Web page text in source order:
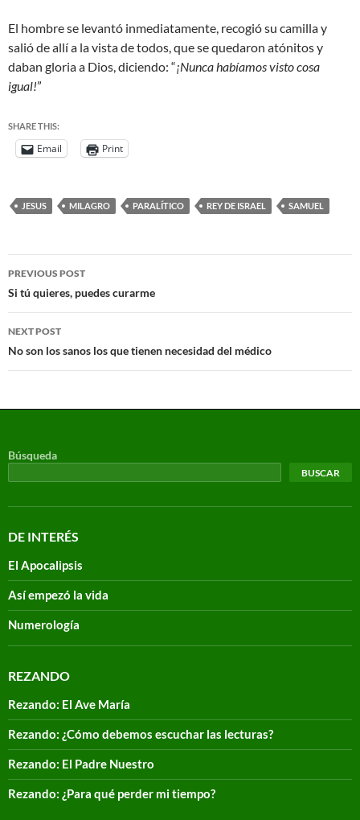
El hombre se levantó inmediatamente, recogió su camilla y
salió de allí a la vista de todos, que se quedaron atónitos y
daban gloria a Dios, diciendo: “¡Nunca habíamos visto cosa
igual!”
SHARE THIS:
Email Print
JESUS MILAGRO PARALÍTICO REY DE ISRAEL SAMUEL
PREVIOUS POST
Si tú quieres, puedes curarme
NEXT POST
No son los sanos los que tienen necesidad del médico
Búsqueda
BUSCAR
DE INTERÉS
El Apocalipsis
Así empezó la vida
Numerología
REZANDO
Rezando: El Ave María
Rezando: ¿Cómo debemos escuchar las lecturas?
Rezando: El Padre Nuestro
Rezando: ¿Para qué perder mi tiempo?